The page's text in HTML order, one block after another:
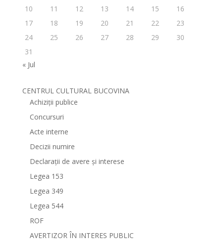
10
11 12 13 14 15
16
17
18 19 20 21 22
23
24
25 26 27 28 29
30
31
« Jul
CENTRUL CULTURAL BUCOVINA
Achiziții publice
Concursuri
Acte interne
Decizii numire
Declarații de avere și interese
Legea 153
Legea 349
Legea 544
ROF
AVERTIZOR ÎN INTERES PUBLIC